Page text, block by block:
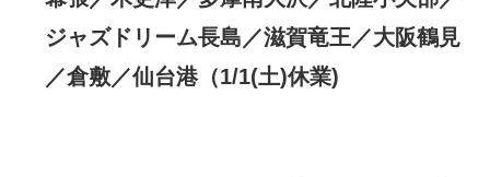
ジャズドリーム長島／滋賀竜王／大阪鶴見
／倉敷／仙台港（1/1(土)休業)